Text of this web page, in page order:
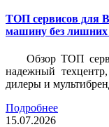
ТОП сервисов для
машину без лишних
Обзор ТОП
надежный
дилеры и
Подробнее
15.07.2026